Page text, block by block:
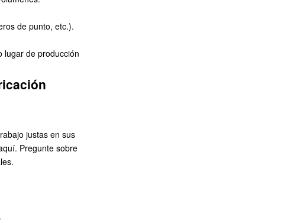
de punto, etc.).
lugar de producción
justas en sus
Pregunte sobre